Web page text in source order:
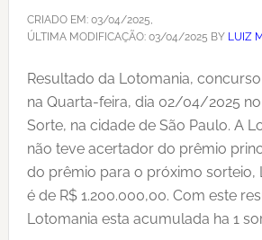
CRIADO EM: 03/04/2025,
ÚLTIMA MODIFICAÇÃO: 03/04/2025 BY LUIZ
Resultado da Lotomania,
na Quarta-feira, dia 02/04/2025
Sorte, na cidade de São Paulo. A
não teve acertador do prêmio
do prêmio para o próximo sorteio,
é de R$ 1.200.000,00. Com este
Lotomania esta acumulada ha 1